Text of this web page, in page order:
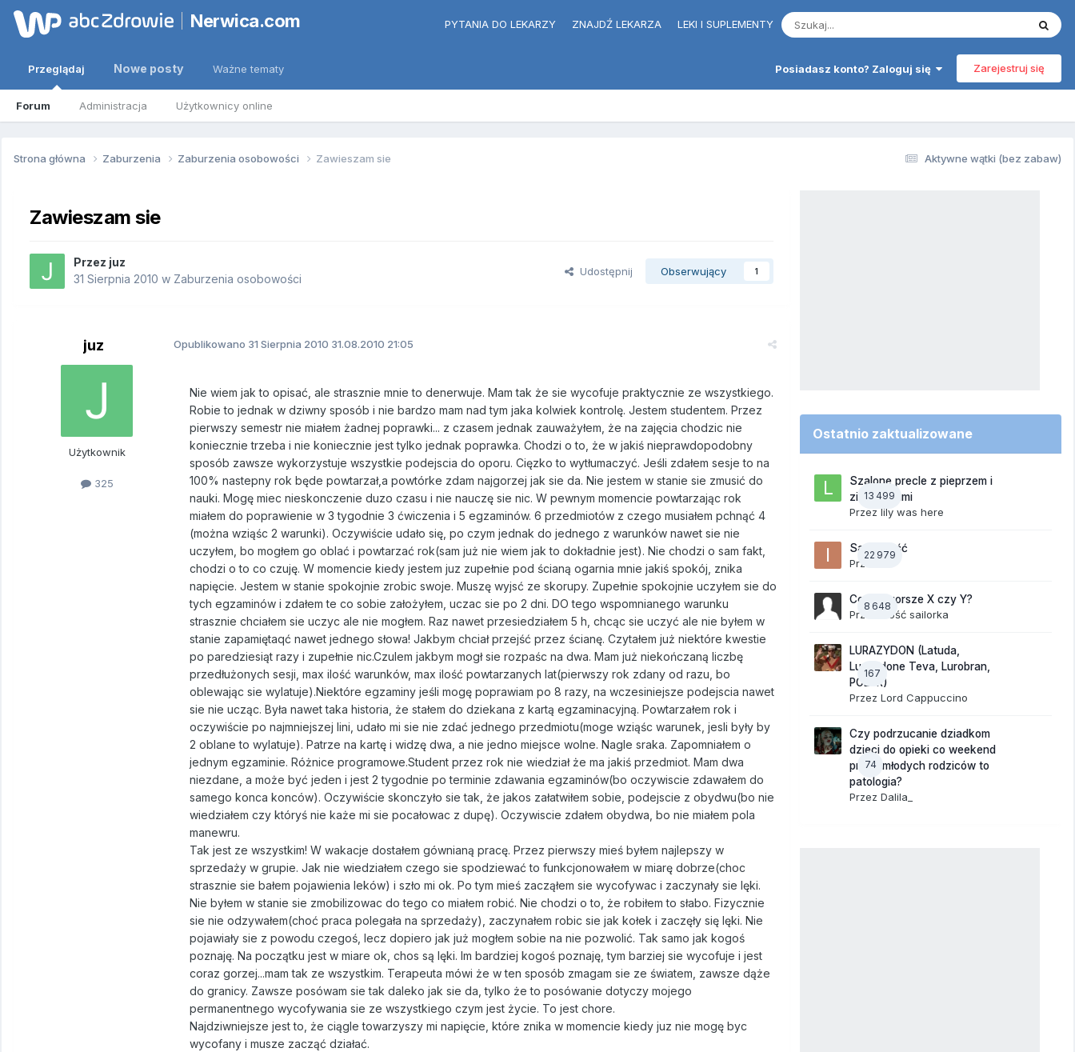
Nerwica.com PYTANIA DO LEKARZY ZNAJDŹ LEKARZA LEKI I SUPLEMENTY
Posiadasz konto? Zaloguj się Zarejestruj się
Przeglądaj
Forum Administracja Użytkownicy online
Nowe posty Ważne tematy
Aktywne wątki (bez zabaw)
Strona główna Zaburzenia Zaburzenia osobowości Zawieszam sie
Zawieszam sie
Przez juz
31 Sierpnia 2010 w Zaburzenia osobowości
Udostępnij Obserwujący 1
juz
Użytkownik
325
Opublikowano 31 Sierpnia 2010 31.08.2010 21:05
Nie wiem jak to opisać, ale strasznie mnie to denerwuje. Mam tak że sie wycofuje praktycznie ze wszystkiego.
Robie to jednak w dziwny sposób i nie bardzo mam nad tym jaka kolwiek kontrolę. Jestem studentem. Przez
pierwszy semestr nie miałem żadnej poprawki... z czasem jednak zauważyłem, że na zajęcia chodzic nie
koniecznie trzeba i nie koniecznie jest tylko jednak poprawka. Chodzi o to, że w jakiś nieprawdopodobny
sposób zawsze wykorzystuje wszystkie podejscia do oporu. Cięzko to wytłumaczyć. Jeśli zdałem sesje to na
100% nastepny rok będe powtarzał,a powtórke zdam najgorzej jak sie da. Nie jestem w stanie sie zmusić do
nauki. Mogę miec nieskonczenie duzo czasu i nie nauczę sie nic. W pewnym momencie powtarzając rok
miałem do poprawienie w 3 tygodnie 3 ćwiczenia i 5 egzaminów. 6 przedmiotów z czego musiałem pchnąć 4
(można wziąśc 2 warunki). Oczywiście udało się, po czym jednak do jednego z warunków nawet sie nie
uczyłem, bo mogłem go oblać i powtarzać rok(sam już nie wiem jak to dokładnie jest). Nie chodzi o sam fakt,
chodzi o to co czuję. W momencie kiedy jestem juz zupełnie pod ścianą ogarnia mnie jakiś spokój, znika
napięcie. Jestem w stanie spokojnie zrobic swoje. Muszę wyjsć ze skorupy. Zupełnie spokojnie uczyłem sie do
tych egzaminów i zdałem te co sobie założyłem, uczac sie po 2 dni. DO tego wspomnianego warunku
strasznie chciałem sie uczyc ale nie mogłem. Raz nawet przesiedziałem 5 h, chcąc sie uczyć ale nie byłem w
stanie zapamiętaqć nawet jednego słowa! Jakbym chciał przejść przez ścianę. Czytałem już niektóre kwestie
po paredziesiąt razy i zupełnie nic.Czulem jakbym mogł sie rozpaśc na dwa. Mam już niekończaną liczbę
przedłużonych sesji, max ilość warunków, max ilość powtarzanych lat(pierwszy rok zdany od razu, bo
oblewając sie wylatuje).Niektóre egzaminy jeśli mogę poprawiam po 8 razy, na wczesiniejsze podejscia nawet
sie nie ucząc. Była nawet taka historia, że stałem do dziekana z kartą egzaminacyjną. Powtarzałem rok i
oczywiście po najmniejszej lini, udało mi sie nie zdać jednego przedmiotu(moge wziąśc warunek, jesli były by
2 oblane to wylatuje). Patrze na kartę i widzę dwa, a nie jedno miejsce wolne. Nagle sraka. Zapomniałem o
jednym egzaminie. Różnice programowe.Student przez rok nie wiedział że ma jakiś przedmiot. Mam dwa
niezdane, a może być jeden i jest 2 tygodnie po terminie zdawania egzaminów(bo oczywiscie zdawałem do
samego konca konców). Oczywiście skonczyło sie tak, że jakos załatwiłem sobie, podejscie z obydwu(bo nie
wiedziałem czy któryś nie każe mi sie pocałowac z dupę). Oczywiscie zdałem obydwa, bo nie miałem pola
manewru.
Tak jest ze wszystkim! W wakacje dostałem gównianą pracę. Przez pierwszy mieś byłem najlepszy w
sprzedaży w grupie. Jak nie wiedziałem czego sie spodziewać to funkcjonowałem w miarę dobrze(choc
strasznie sie bałem pojawienia leków) i szło mi ok. Po tym mieś zacząłem sie wycofywac i zaczynały sie lęki.
Nie byłem w stanie sie zmobilizowac do tego co miałem robić. Nie chodzi o to, że robiłem to słabo. Fizycznie
sie nie odzywałem(choć praca polegała na sprzedaży), zaczynałem robic sie jak kołek i zaczęły się lęki. Nie
pojawiały sie z powodu czegoś, lecz dopiero jak już mogłem sobie na nie pozwolić. Tak samo jak kogoś
poznaję. Na początku jest w miare ok, chos są lęki. Im bardziej kogoś poznaję, tym barziej sie wycofuje i jest
coraz gorzej...mam tak ze wszystkim. Terapeuta mówi że w ten sposób zmagam sie ze światem, zawsze dąże
do granicy. Zawsze posówam sie tak daleko jak sie da, tylko że to posówanie dotyczy mojego
permanentnego wycofywania sie ze wszystkiego czym jest życie. To jest chore.
Najdziwniejsze jest to, że ciągle towarzyszy mi napięcie, które znika w momencie kiedy juz nie mogę byc
wycofany i musze zacząć działać.
Ostatnio zaktualizowane
13 499
Szalone precle z pieprzem i
ziemniakami
Przez lily was here
22 979
Samotność
Przez
8 648
Co jest gorsze X czy Y?
Przez Gość sailorka
167
LURAZYDON (Latuda,
Lurasidone Teva, Lurobran,
POLUR)
Przez Lord Cappuccino
74
Czy podrzucanie dziadkom
dzieci do opieki co weekend
przez młodych rodziców to
patologia?
Przez Dalila_